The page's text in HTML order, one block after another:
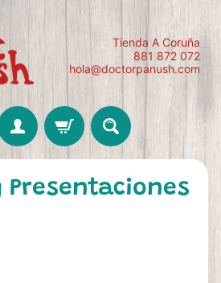
Tienda A Coruña
881 872 072
hola@doctorpanush.com
Presentaciones